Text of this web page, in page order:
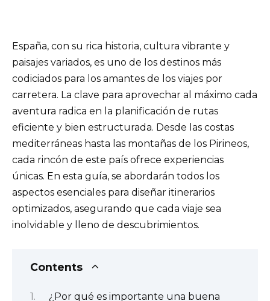
España, con su rica historia, cultura vibrante y
paisajes variados, es uno de los destinos más
codiciados para los amantes de los viajes por
carretera. La clave para aprovechar al máximo cada
aventura radica en la planificación de rutas
eficiente y bien estructurada. Desde las costas
mediterráneas hasta las montañas de los Pirineos,
cada rincón de este país ofrece experiencias
únicas. En esta guía, se abordarán todos los
aspectos esenciales para diseñar itinerarios
optimizados, asegurando que cada viaje sea
inolvidable y lleno de descubrimientos.
Contents
¿Por qué es importante una buena